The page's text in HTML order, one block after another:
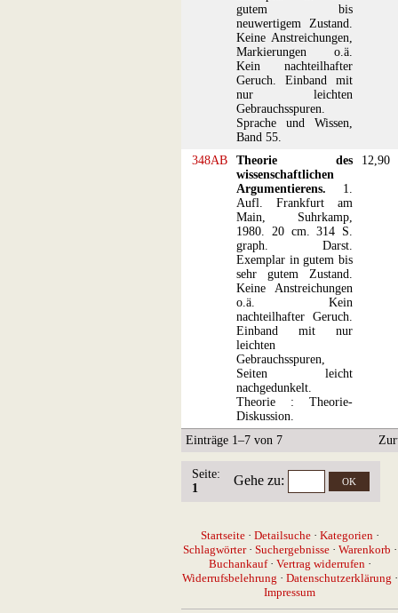
gutem bis
neuwertigem Zustand.
Keine Anstreichungen,
Markierungen o.ä.
Kein nachteilhafter
Geruch. Einband mit
nur leichten
Gebrauchsspuren.
Sprache und Wissen,
Band 55.
348AB
Theorie des
wissenschaftlichen
Argumentierens. 1.
Aufl. Frankfurt am
Main, Suhrkamp,
1980. 20 cm. 314 S.
graph. Darst.
Exemplar in gutem bis
sehr gutem Zustand.
Keine Anstreichungen
o.ä. Kein
nachteilhafter Geruch.
Einband mit nur
leichten
Gebrauchsspuren,
Seiten leicht
nachgedunkelt.
Theorie : Theorie-
Diskussion.
12,90
Einträge 1–7 von 7
Seite:
1
Gehe zu:
Startseite· Detailsuche· Kategorien·
Schlagwörter· Suchergebnisse· Warenkorb ·
Buchankauf· Vertrag widerrufen·
Widerrufsbelehrung · Datenschutzerklärung ·
Impressum